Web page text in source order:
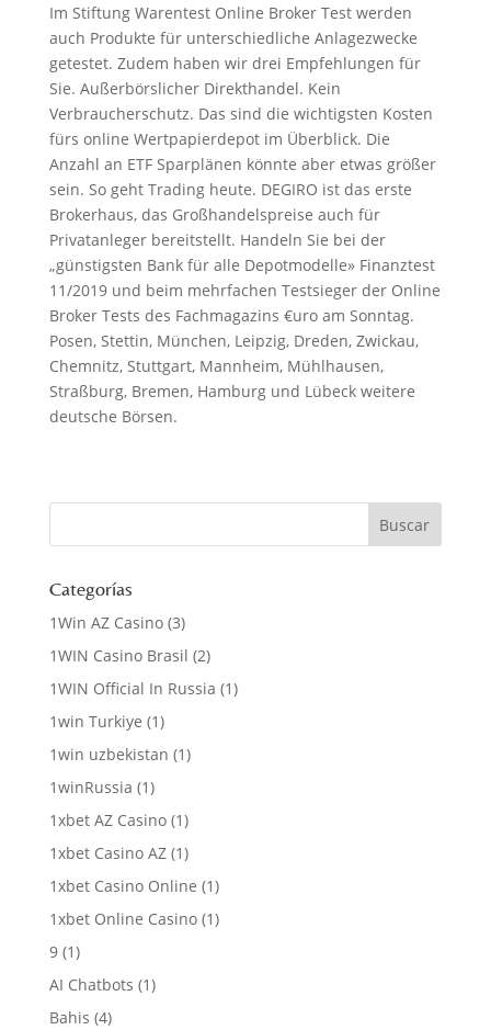
Im Stiftung Warentest Online Broker Test werden
auch Produkte für unterschiedliche Anlagezwecke
getestet. Zudem haben wir drei Empfehlungen für
Sie. Außerbörslicher Direkthandel. Kein
Verbraucherschutz. Das sind die wichtigsten Kosten
fürs online Wertpapierdepot im Überblick. Die
Anzahl an ETF Sparplänen könnte aber etwas größer
sein. So geht Trading heute. DEGIRO ist das erste
Brokerhaus, das Großhandelspreise auch für
Privatanleger bereitstellt. Handeln Sie bei der
„günstigsten Bank für alle Depot­modelle» Finanztest
11/2019 und beim mehr­fachen Test­sieger der Online
Broker Tests des Fach­magazins €uro am Sonntag.
Posen, Stettin, München, Leipzig, Dreden, Zwickau,
Chemnitz, Stuttgart, Mannheim, Mühlhausen,
Straßburg, Bremen, Hamburg und Lübeck weitere
deutsche Börsen.
Categorías
1Win AZ Casino(3)
1WIN Casino Brasil (2)
1WIN Official In Russia (1)
1win Turkiye (1)
1win uzbekistan (1)
1winRussia (1)
1xbet AZ Casino(1)
1xbet Casino AZ(1)
1xbet Casino Online (1)
1xbet Online Casino(1)
9(1)
AI Chatbots (1)
Bahis (4)